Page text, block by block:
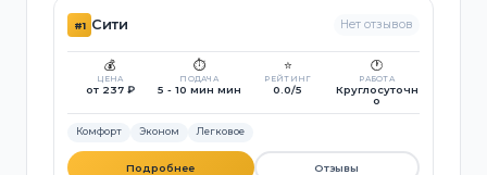
#1 Сити Нет отзывов
💰
ЦЕНА
от 237 ₽
⏱️
ПОДАЧА
5 - 10 мин мин
⭐
РЕЙТИНГ
0.0/5
🕐
РАБОТА
Круглосуточн
о
Комфорт Эконом Легковое
Подробнее Отзывы